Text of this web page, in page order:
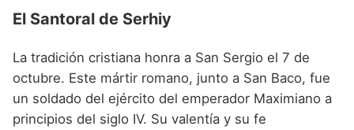
El Santoral de Serhiy
La tradición cristiana honra a San Sergio el 7 de
octubre. Este mártir romano, junto a San Baco, fue
un soldado del ejército del emperador Maximiano a
principios del siglo IV. Su valentía y su fe